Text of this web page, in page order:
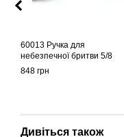
60013 Ручка для
небезпечної бритви 5/8
848 грн
Дивіться також